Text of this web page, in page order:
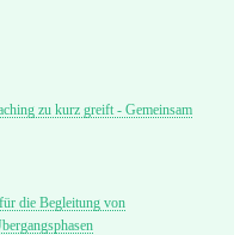
zu kurz greift - Gemeinsam
die Begleitung von